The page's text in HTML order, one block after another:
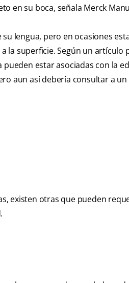
en su boca, señala Merck
lengua, pero en ocasiones
la superficie. Según un artículo
estar asociadas con la
aun así debería consultar a un
existen otras que pueden